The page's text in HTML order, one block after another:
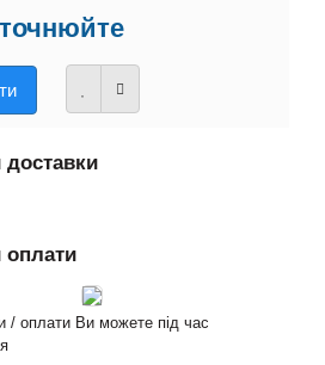
доставки
оплати
/ оплати Ви можете під час